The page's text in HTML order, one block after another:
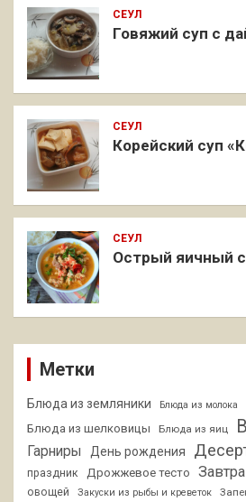
СЕУЛ
Говяжий суп с
СЕУЛ
Корейский суп
СЕУЛ
Острый яичный
Метки
Блюда из земляники Блюда из молока
Блюда из шелковицы Блюда из яиц
Гарниры День рождения
праздник
Дрожжевое тесто
овощей
Закуски из рыбы и креветок